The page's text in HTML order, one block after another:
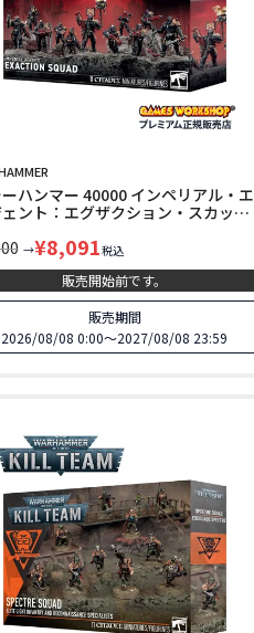
ハンマー 40000 インペリアル・エ
ント：エグザクション・スカッド
SQUAD 68-29
→¥8,091税込
販売開始前です。
販売期間
2026/08/08 0:00〜2027/08/08 23:59